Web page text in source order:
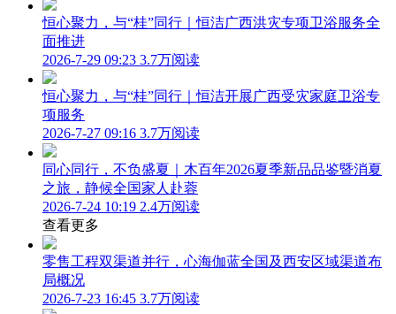
恒心聚力，与“桂”同行｜恒洁广西洪灾专项卫浴服务全
面推进
2026-7-29 09:23 3.7万阅读
恒心聚力，与“桂”同行｜恒洁开展广西受灾家庭卫浴专
项服务
2026-7-27 09:16 3.7万阅读
同心同行，不负盛夏｜木百年2026夏季新品品鉴暨消夏
之旅，静候全国家人赴蓉
2026-7-24 10:19 2.4万阅读
查看更多
零售工程双渠道并行，心海伽蓝全国及西安区域渠道布
局概况
2026-7-23 16:45 3.7万阅读